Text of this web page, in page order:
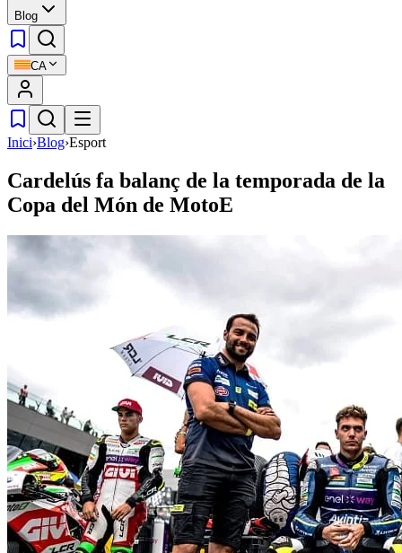
Blog
CA
Inici›Blog›Esport
Cardelús fa balanç de la temporada de la
Copa del Món de MotoE